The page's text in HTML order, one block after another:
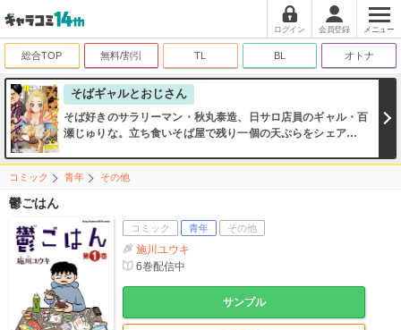
ログイン 会員登録 メニュー
総合TOP 無料/割引 TL BL オトナ
そばギャルとおじさん
そば好きのサラリーマン・秋丸泰造、日サロ店員のギャル・百
瀬じゅりな。立ち食いそば屋で残り一個の天ぷらをシェアした
は、いっしょにそば屋巡りをすることに…!!
コミック 青年 その他
鬱ごはん
コミック 青年 その他
施川ユウキ
6巻配信中
サンプル